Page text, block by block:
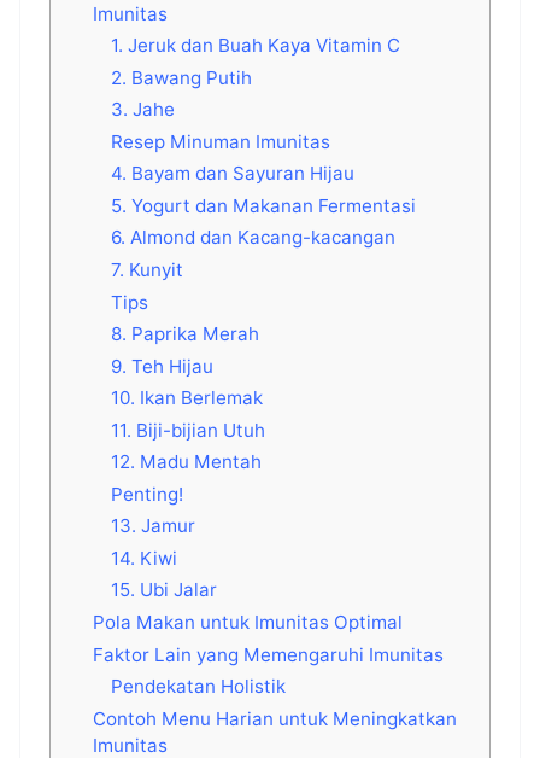
Imunitas
1. Jeruk dan Buah Kaya Vitamin C
2. Bawang Putih
3. Jahe
Resep Minuman Imunitas
4. Bayam dan Sayuran Hijau
5. Yogurt dan Makanan Fermentasi
6. Almond dan Kacang-kacangan
7. Kunyit
Tips
8. Paprika Merah
9. Teh Hijau
10. Ikan Berlemak
11. Biji-bijian Utuh
12. Madu Mentah
Penting!
13. Jamur
14. Kiwi
15. Ubi Jalar
Pola Makan untuk Imunitas Optimal
Faktor Lain yang Memengaruhi Imunitas
Pendekatan Holistik
Contoh Menu Harian untuk Meningkatkan
Imunitas